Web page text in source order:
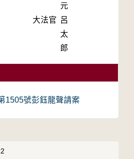
元
大法官 呂
太
郎
1505號彭鈺龍聲請案